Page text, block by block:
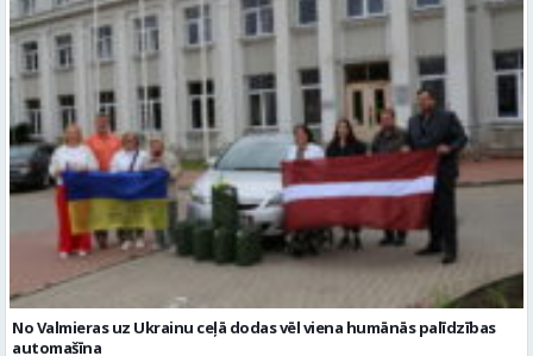
No Valmieras uz Ukrainu ceļā dodas vēl viena humānās palīdzības
automašīna